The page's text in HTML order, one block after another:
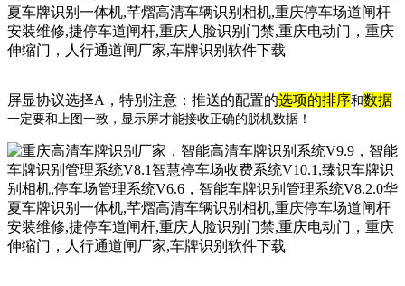
屏显协议选择A ，特别注意：推送的配置的选项的排序和数据
一定要和上图一致，显示屏才能接收正确的脱机数据！